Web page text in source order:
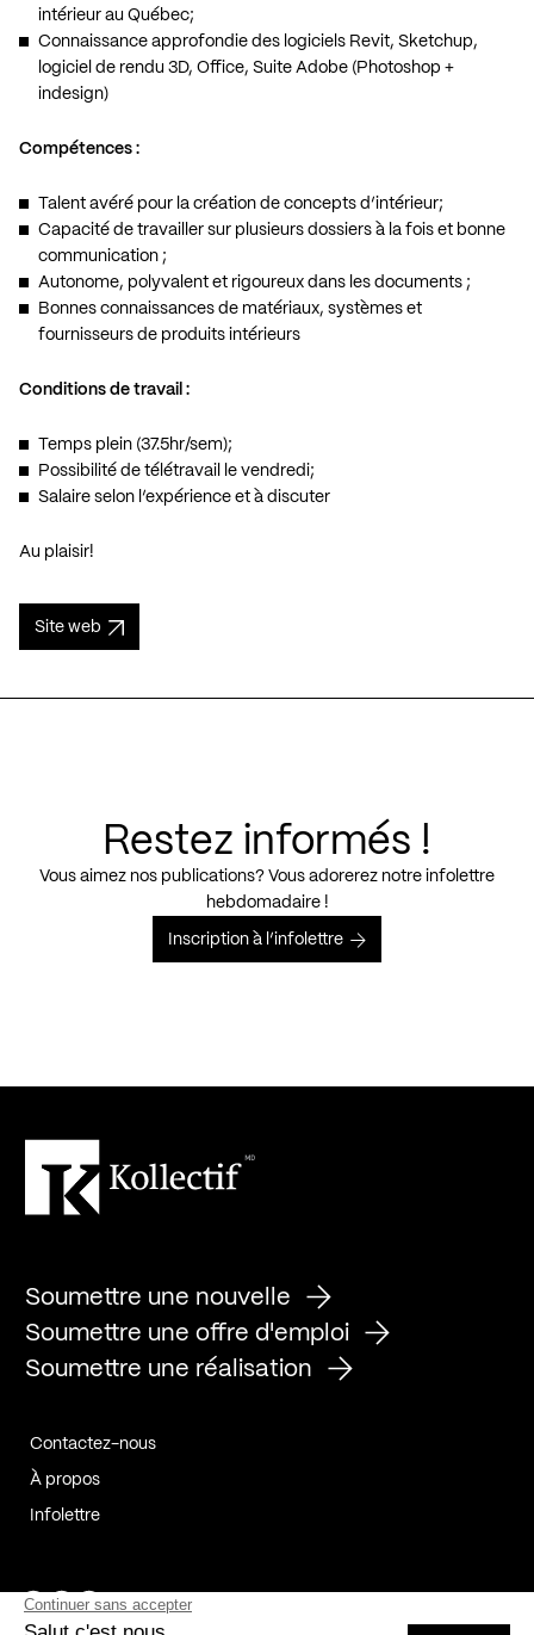
intérieur au Québec;
Connaissance approfondie des logiciels Revit, Sketchup,
logiciel de rendu 3D, Office, Suite Adobe (Photoshop +
indesign)
Compétences :
Talent avéré pour la création de concepts d’intérieur;
Capacité de travailler sur plusieurs dossiers à la fois et bonne
communication ;
Autonome, polyvalent et rigoureux dans les documents ;
Bonnes connaissances de matériaux, systèmes et
fournisseurs de produits intérieurs
Conditions de travail :
Temps plein (37.5hr/sem);
Possibilité de télétravail le vendredi;
Salaire selon l’expérience et à discuter
Au plaisir!
Site web
Restez informés !
Vous aimez nos publications? Vous adorerez notre infolettre
hebdomadaire !
Inscription à l’infolettre
Soumettre une nouvelle
Soumettre une offre d'emploi
Soumettre une réalisation
Contactez-nous
À propos
Infolettre
Page Facebook de Kollectif
Page Instagram de Kollectif
Page Linkedin de Kollectif